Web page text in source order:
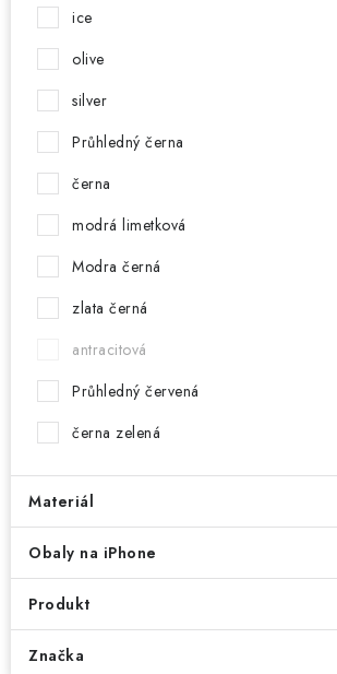
ice
olive
silver
Průhledný černa
černa
modrá limetková
Modra černá
zlata černá
antracitová
Průhledný červená
černa zelená
Materiál
Obaly na iPhone
Produkt
Značka